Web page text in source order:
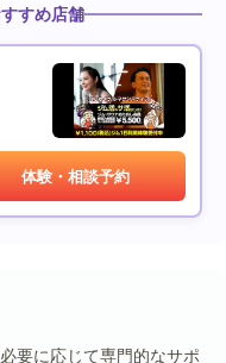
すめ店舗
体験・相談予約
要に応じて専門的なサポ